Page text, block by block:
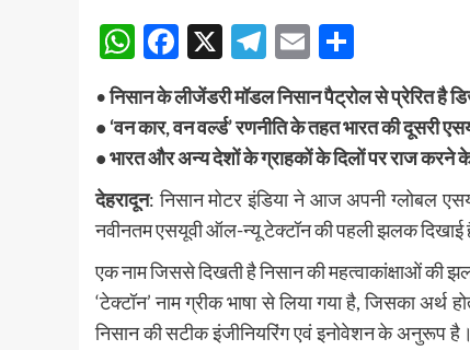
WhatsApp
Facebook
X Telegram
Email
•निसान के लीजेंडरी मॉडल निसान पैट्रोल से प्रेरित है
• ‘वन कार, वन वर्ल्ड’ रणनीति के तहत भारत की दूसरी
• भारत और अन्य देशों के ग्राहकों के दिलों पर राज करने के
देहरादून: निसान मोटर इंडिया ने आज अपनी ग्लोबल
नवीनतम एसयूवी ऑल-न्यू टेक्टॉन की पहली झलक दिखाई
एक नाम जिससे दिखती है निसान की महत्वाकांक्षाओं की
‘टेक्टॉन’ नाम ग्रीक भाषा से लिया गया है, जिसका अर्थ
निसान की सटीक इंजीनियरिंग एवं इनोवेशन के अनुरूप है।